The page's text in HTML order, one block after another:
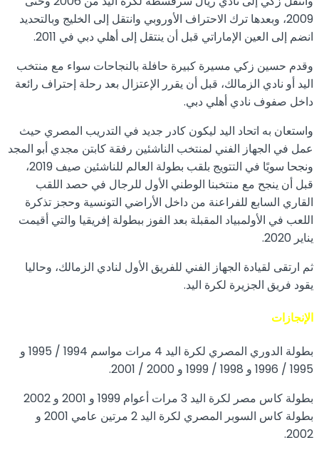
2009، وبعدها ترك الاحتراف الأوروبي وانتقل إلى الخليج وبالتحديد
انضم إلى العين الإماراتي قبل أن ينتقل إلى أهلي دبي في 2011.
وقدم حسين زكي مسيرة كبيرة حافلة بالنجاحات سواء مع منتخب
اليد أو نادي الزمالك، قبل أن يقرر الإعتزال بعد رحلة إحتراف رائعة
داخل صفوف نادي أهلي دبي.
واستعان به اتحاد اليد ليكون كادر جديد في التدريب المصري حيث
عمل في الجهاز الفني لمنتخب الناشئين رفقة كابتن مجدي أبو المجد
ونجحا سويًا في التتويج بلقب بطولة العالم للناشئين صيف 2019،
قبل أن ينجح مع منتخبنا الوطني الأول للرجال في حصد اللقب
القاري السابع للفراعنة من داخل الأراضي التونسية وحجز تذكرة
اللعب في الأولمبياد المقبلة بعد الفوز ببطولة إفريقيا والتي أقيمت
يناير 2020.
ثم ارتقى لقيادة الجهاز الفني للفريق الأول لنادي الزمالك، وحاليا
يقود فريق الجزيرة لكرة اليد.
الإنجازات
بطولة الدوري المصري لكرة اليد 4 مرات مواسم 1994 / 1995 و
1995 / 1996 و 1998 / 1999 و 2000 / 2001.
بطولة كاس مصر لكرة اليد 3 مرات أعوام 1999 و 2001 و 2002
بطولة كاس السوبر المصري لكرة اليد 2 مرتين عامي 2001 و
2002.